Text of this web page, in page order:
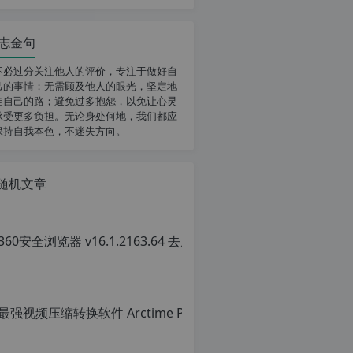
金句
必过分关注他人的评价，专注于做好自
的事情；无需顾及他人的眼光，坚定地
自己的路；避免过多抱怨，以免让心灵
受更多负担。无论身处何地，我们都应
持自我本色，不迷失方向。
机文章